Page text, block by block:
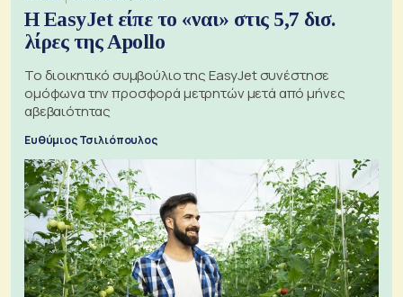
Η EasyJet είπε το «ναι» στις 5,7 δισ.
λίρες της Apollo
Το διοικητικό συμβούλιο της EasyJet συνέστησε
ομόφωνα την προσφορά μετρητών μετά από μήνες
αβεβαιότητας
Ευθύμιος Τσιλιόπουλος